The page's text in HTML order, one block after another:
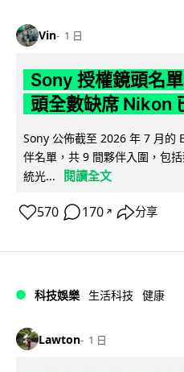
Vin 1 日
Sony 授權鏡頭名
頭全數缺席 Nikon
Sony 公佈截至 2026 年 7 月的
伴名單，共 9 間夥伴入圍，包
統光...
閱讀全文
570 170 ↗ 分享
科技娛樂 生活科技 健康
Lawton 1 日